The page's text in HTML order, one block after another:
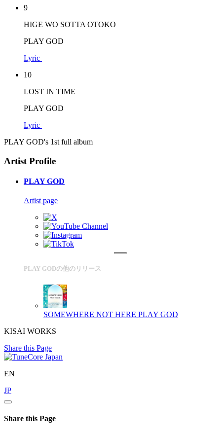
9
HIGE WO SOTTA OTOKO
PLAY GOD
Lyric
10
LOST IN TIME
PLAY GOD
Lyric
PLAY GOD's 1st full album
Artist Profile
PLAY GOD
Artist page
PLAY GODの他のリリース
SOMEWHERE NOT HERE PLAY GOD
KISAI WORKS
Share this Page
EN
JP
Share this Page